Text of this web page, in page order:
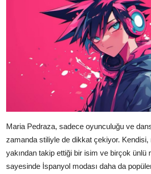
Maria Pedraza, sadece oyunculuğu ve
zamanda stiliyle de dikkat çekiyor. Kendisi,
yakından takip ettiği bir isim ve birçok ünlü
sayesinde İspanyol modası daha da